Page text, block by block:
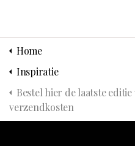
Home
Inspiratie
Bestel hier de laatste
verzendkosten